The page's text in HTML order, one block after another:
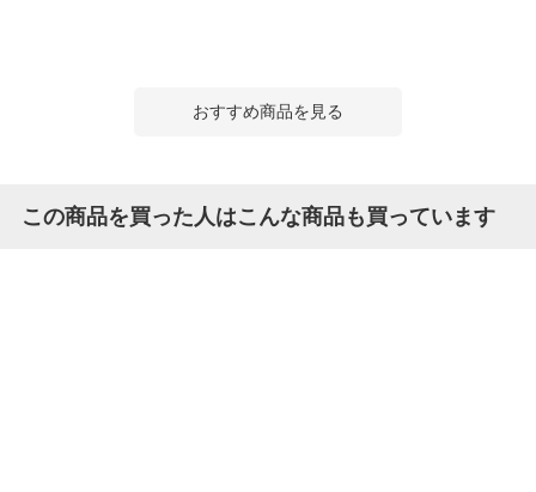
おすすめ商品を見る
この商品を買った人はこんな商品も買っています